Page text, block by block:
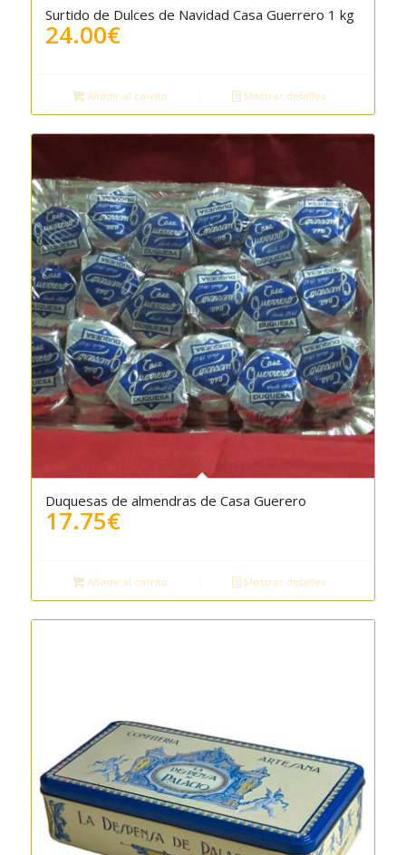
Surtido de Dulces de Navidad Casa Guerrero 1 kg
24.00€
Añadir al carrito Mostrar detalles
Duquesas de almendras de Casa Guerero
17.75€
Añadir al carrito Mostrar detalles